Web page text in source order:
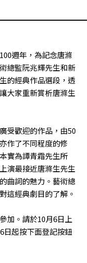
週年，為記念唐滌
總監阮兆輝先生和新
的經典作品選段，透
大家重新賞析唐滌生
受歡迎的作品，由50
作了不同程度的修
實為譚青霜先生所
演最接近唐滌生先生
曲詞的魅力。藝術總
這經典劇目的了解。
加。請於10月6日上
日起按下面登記按鈕